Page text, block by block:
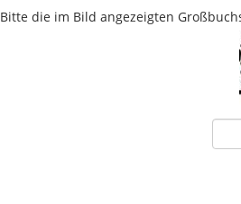
Bitte die im Bild angezeigten